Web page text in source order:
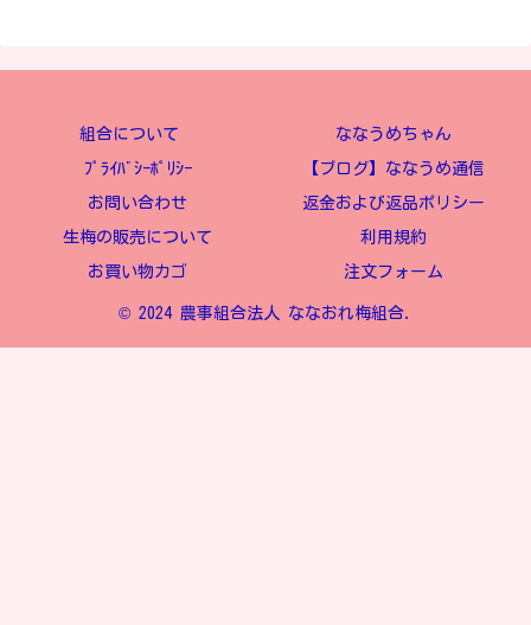
組合について ななうめちゃん
ﾌﾟﾗｲﾊﾞｼｰﾎﾟﾘｼｰ 【ブログ】ななうめ通信
お問い合わせ 返金および返品ポリシー
生梅の販売について 利用規約
お買い物カゴ 注文フォーム
© 2024 農事組合法人 ななおれ梅組合.